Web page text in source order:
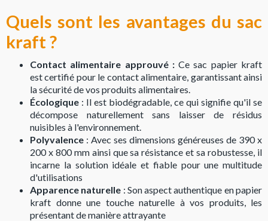
Quels sont les avantages du sac
kraft ?
Contact alimentaire approuvé :Ce sac papier kraft
est certifié pour le contact alimentaire, garantissant ainsi
la sécurité de vos produits alimentaires.
Écologique : Il est biodégradable, ce qui signifie qu'il se
décompose naturellement sans laisser de résidus
nuisibles à l'environnement.
Polyvalence : Avec ses dimensions généreuses de 390 x
200 x 800 mm ainsi que sa résistance et sa robustesse, il
incarne la solution idéale et fiable pour une multitude
d'utilisations
Apparence naturelle : Son aspect authentique en papier
kraft donne une touche naturelle à vos produits, les
présentant de manière attrayante